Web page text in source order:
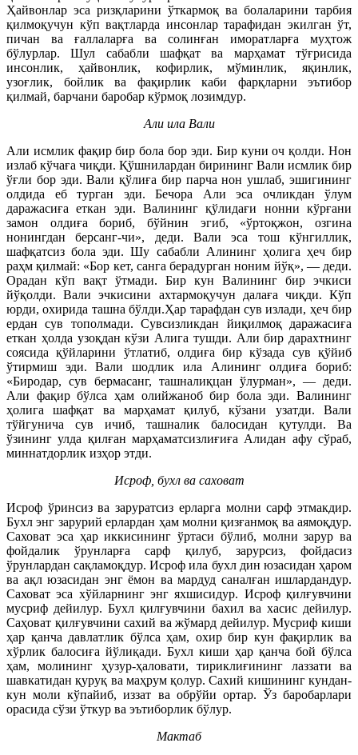
Ҳайвонлар эса ризқларини ўткармоқ ва болаларини тарбия
қилмоқучун кўп вақтларда инсонлар тарафидан экилган ўт,
пичан ва ғаллаларға ва солинған иморатларға муҳтож
бўлурлар. Шул сабабли шафқат ва марҳамат тўғрисида
инсонлик, ҳайвонлик, кофирлик, мўминлик, яқинлик,
узоғлик, бойлик ва фақирлик каби фарқларни эътибор
қилмай, барчани баробар кўрмоқ лозимдур.
Али ила Вали
Али исмлик фақир бир бола бор эди. Бир куни оч қолди. Нон
излаб кўчаға чиқди. Қўшнилардан бирининг Вали исмлик бир
ўғли бор эди. Вали қўлиға бир парча нон ушлаб, эшигининг
олдида еб турган эди. Бечора Али эса очликдан ўлум
даражасиға еткан эди. Валининг қўлидағи нонни кўрғани
замон олдиға бориб, бўйнин эгиб, «ўртоқжон, озгина
нонингдан берсанг-чи», деди. Вали эса тош кўнгиллик,
шафқатсиз бола эди. Шу сабабли Алининг ҳолига ҳеч бир
раҳм қилмай: «Бор кет, санга берадурган ноним йўқ», — деди.
Орадан кўп вақт ўтмади. Бир кун Валининг бир эчкиси
йўқолди. Вали эчкисини ахтармоқучун далаға чиқди. Кўп
юрди, охирида ташна бўлди.Ҳар тарафдан сув излади, ҳеч бир
ердан сув тополмади. Сувсизликдан йиқилмоқ даражасиға
еткан ҳолда узоқдан кўзи Алига тушди. Али бир дарахтнинг
соясида қўйларини ўтлатиб, олдиға бир кўзада сув қўйиб
ўтирмиш эди. Вали шодлик ила Алининг олдиға бориб:
«Биродар, сув бермасанг, ташналиқцан ўлурман», — деди.
Али фақир бўлса ҳам олийжаноб бир бола эди. Валининг
ҳолига шафқат ва марҳамат қилуб, кўзани узатди. Вали
тўйгунича сув ичиб, ташналик балосидан қутулди. Ва
ўзининг улда қилған марҳаматсизлиғиға Алидан афу сўраб,
миннатдорлик изҳор этди.
Исроф, бухл ва саховат
Исроф ўринсиз ва заруратсиз ерларга молни сарф этмакдир.
Бухл энг зарурий ерлардан ҳам молни қизғанмоқ ва аямоқдур.
Саховат эса ҳар иккисининг ўртаси бўлиб, молни зарур ва
фойдалик ўрунларға сарф қилуб, зарурсиз, фойдасиз
ўрунлардан сақламоқдур. Исроф ила бухл дин юзасидан ҳаром
ва ақл юзасидан энг ёмон ва мардуд саналған ишлардандур.
Саховат эса хўйларнинг энг яхшисидур. Исроф қилғувчини
мусриф дейилур. Бухл қилғувчини бахил ва хасис дейилур.
Саҳоват қилғувчини сахий ва жўмард дейилур. Мусриф киши
ҳар қанча давлатлик бўлса ҳам, охир бир кун фақирлик ва
хўрлик балосиға йўлиқади. Бухл киши ҳар қанча бой бўлса
ҳам, молининг ҳузур-ҳаловати, тириклиғининг лаззати ва
шавкатидан қуруқ ва маҳрум қолур. Сахий кишининг кундан-
кун моли кўпайиб, иззат ва обрўйи ортар. Ўз баробарлари
орасида сўзи ўткур ва эътиборлик бўлур.
Мактаб